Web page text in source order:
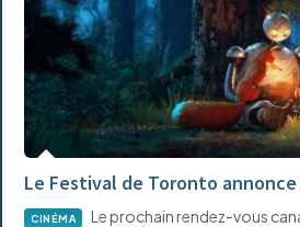
Le Festival de Toronto
CINÉMA
Le prochain rendez-vous